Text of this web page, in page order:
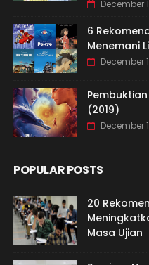
December
6
Menemani
December
(2019)
December
POPULAR POSTS
20
Masa Ujian